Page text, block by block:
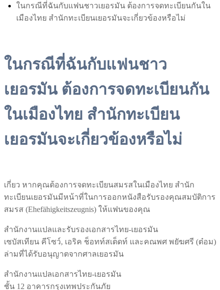
ในกรณีที่ฉันกับแฟนชาวเยอรมัน ต้องการจดทะเบียนกันใน
เมืองไทย สำนักทะเบียนเยอรมันจะเกี่ยวข้องหรือไม่
ในกรณีที่ฉันกับแฟนชาว
เยอรมัน ต้องการจดทะเบียนกัน
ในเมืองไทย สำนักทะเบียน
เยอรมันจะเกี่ยวข้องหรือไม่
เกี่ยว หากคุณต้องการจดทะเบียนสมรสในเมืองไทย สำนัก
ทะเบียนเยอรมันมีหน้าที่ในการออกหนังสือรับรองคุณสมบัติการ
สมรส (Ehefähigkeitszeugnis) ให้แฟนของคุณ
สำนักงานแปลและรับรองเอกสารไทย-เยอรมัน
เซบัสเทียน คีโซว์, เอริค ช็อทท์สเต็ดท์ และคณพศ พยัฆศรี (ต๋อม)
ล่ามที่ได้รับอนุญาตจากศาลเยอรมัน
สำนักงานแปลเอกสารไทย-เยอรมัน
ชั้น 12 อาคารกรุงเทพประกันภัย